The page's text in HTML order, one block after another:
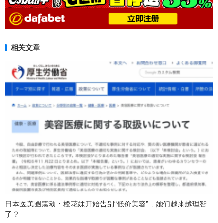
相关文章
日本医美圈震动：樱花妹开始告别“低价美容”，她们越来越理智
了？